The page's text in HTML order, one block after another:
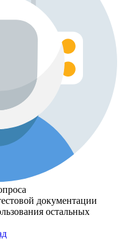
документации
остальных